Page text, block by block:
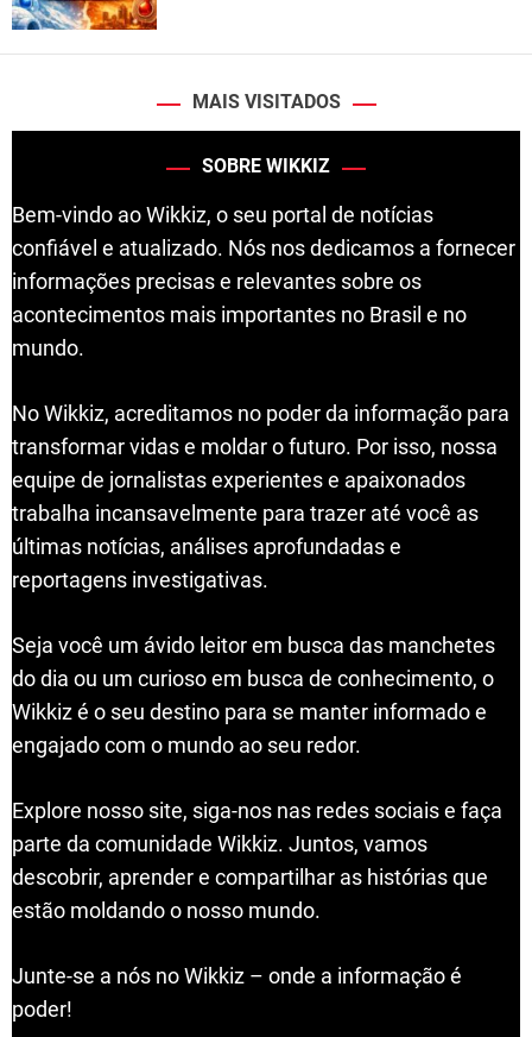
MAIS VISITADOS
SOBRE WIKKIZ
Bem-vindo ao Wikkiz, o seu portal de notícias
confiável e atualizado. Nós nos dedicamos a fornecer
informações precisas e relevantes sobre os
acontecimentos mais importantes no Brasil e no
mundo.
No Wikkiz, acreditamos no poder da informação para
transformar vidas e moldar o futuro. Por isso, nossa
equipe de jornalistas experientes e apaixonados
trabalha incansavelmente para trazer até você as
últimas notícias, análises aprofundadas e
reportagens investigativas.
Seja você um ávido leitor em busca das manchetes
do dia ou um curioso em busca de conhecimento, o
Wikkiz é o seu destino para se manter informado e
engajado com o mundo ao seu redor.
Explore nosso site, siga-nos nas redes sociais e faça
parte da comunidade Wikkiz. Juntos, vamos
descobrir, aprender e compartilhar as histórias que
estão moldando o nosso mundo.
Junte-se a nós no Wikkiz – onde a informação é
poder!